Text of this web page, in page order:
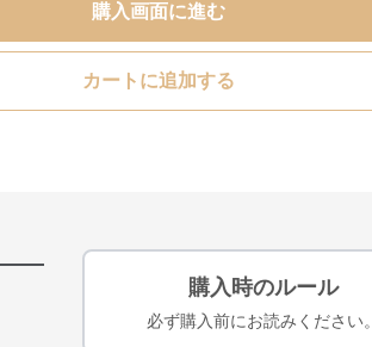
購入画面に進む
カートに追加する
購入時のルール
必ず購入前にお読みください。